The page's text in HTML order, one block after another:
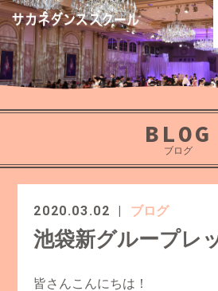
BLOG
ブログ
2020.03.02 ブログ
池袋新グループレ
皆さんこんにちは！